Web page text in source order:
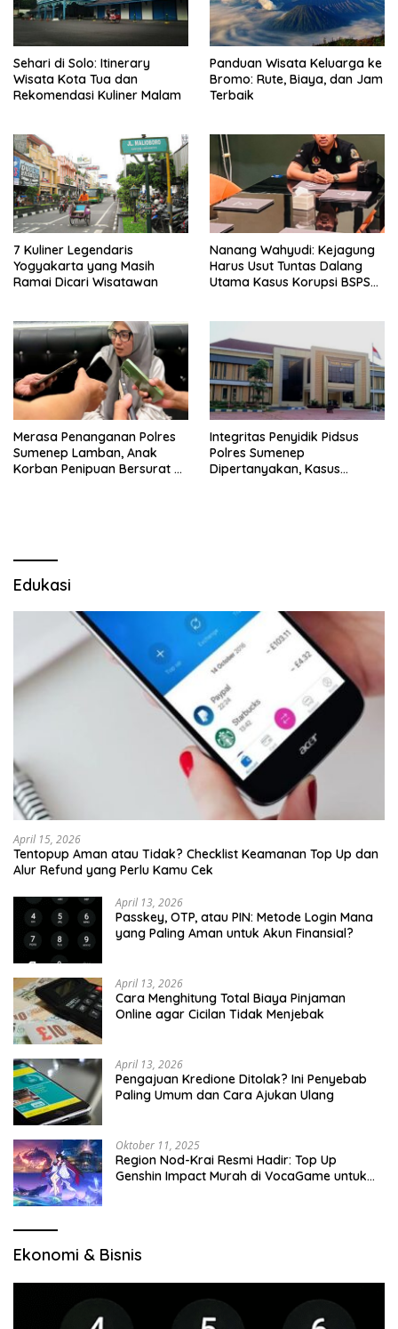
Sehari di Solo: Itinerary
Wisata Kota Tua dan
Rekomendasi Kuliner Malam
Panduan Wisata Keluarga ke
Bromo: Rute, Biaya, dan Jam
Terbaik
7 Kuliner Legendaris
Yogyakarta yang Masih
Ramai Dicari Wisatawan
Nanang Wahyudi: Kejagung
Harus Usut Tuntas Dalang
Utama Kasus Korupsi BSPS
Merasa Penanganan Polres
Sumenep Lamban, Anak
Korban Penipuan Bersurat ke
Integritas Penyidik Pidsus
Polres Sumenep
Dipertanyakan, Kasus
Edukasi
April 15, 2026
Tentopup Aman atau Tidak? Checklist Keamanan Top Up dan
Alur Refund yang Perlu Kamu Cek
April 13, 2026
Passkey, OTP, atau PIN: Metode Login Mana
yang Paling Aman untuk Akun Finansial?
April 13, 2026
Cara Menghitung Total Biaya Pinjaman
Online agar Cicilan Tidak Menjebak
April 13, 2026
Pengajuan Kredione Ditolak? Ini Penyebab
Paling Umum dan Cara Ajukan Ulang
Oktober 11, 2025
Region Nod-Krai Resmi Hadir: Top Up
Genshin Impact Murah di VocaGame untuk
Ekonomi & Bisnis